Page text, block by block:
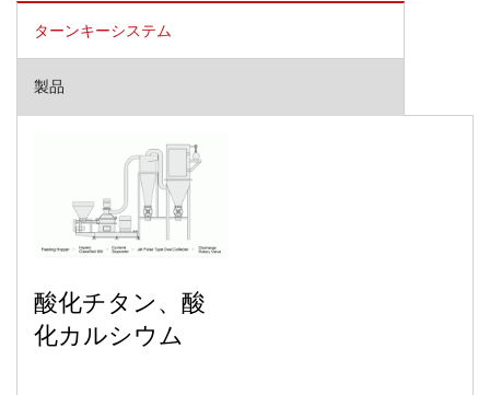
ターンキーシステム
製品
酸化チタン、酸
化カルシウム